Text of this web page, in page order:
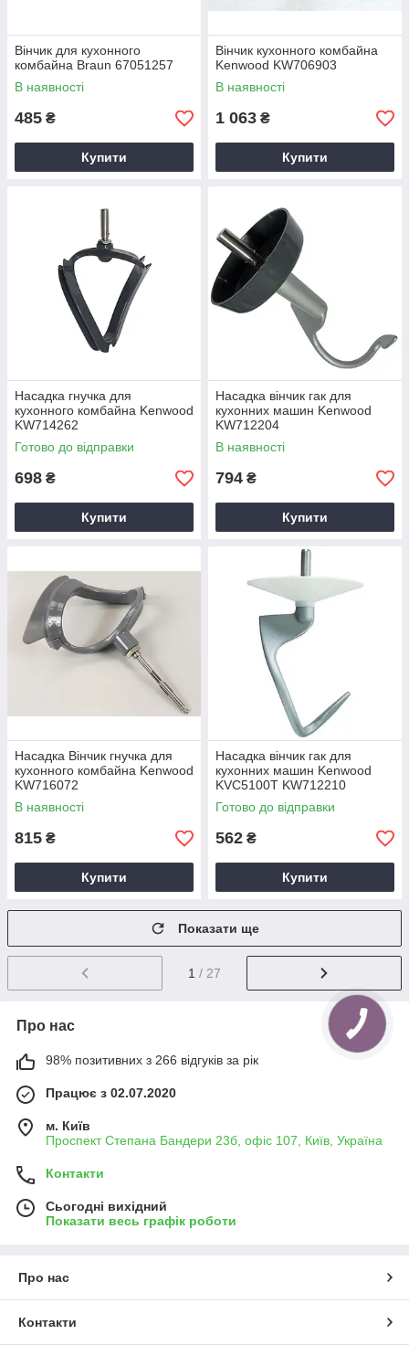
Вінчик для кухонного
комбайна Braun 67051257
В наявності
485 ₴
Купити
Вінчик кухонного комбайна
Kenwood KW706903
В наявності
1 063 ₴
Купити
Насадка гнучка для
кухонного комбайна Kenwood
KW714262
Готово до відправки
698 ₴
Купити
Насадка вінчик гак для
кухонних машин Kenwood
KW712204
В наявності
794 ₴
Купити
Насадка Вінчик гнучка для
кухонного комбайна Kenwood
KW716072
В наявності
815 ₴
Купити
Насадка вінчик гак для
кухонних машин Kenwood
KVC5100T KW712210
Готово до відправки
562 ₴
Купити
Показати ще
1 / 27
Про нас
98% позитивних з 266 відгуків за рік
Працює з 02.07.2020
м. Київ
Проспект Степана Бандери 23б, офіс 107, Київ, Україна
Контакти
Сьогодні вихідний
Показати весь графік роботи
Про нас
Контакти